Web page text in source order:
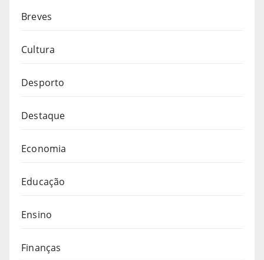
Breves
Cultura
Desporto
Destaque
Economia
Educação
Ensino
Finanças